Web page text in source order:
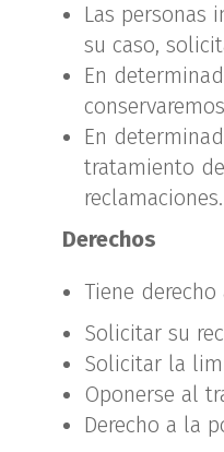
Las personas
su caso,
En
En
tratamiento
reclamaciones.
Derechos
Tiene
Solicitar su
Solicitar la
Oponerse al
Derecho a la